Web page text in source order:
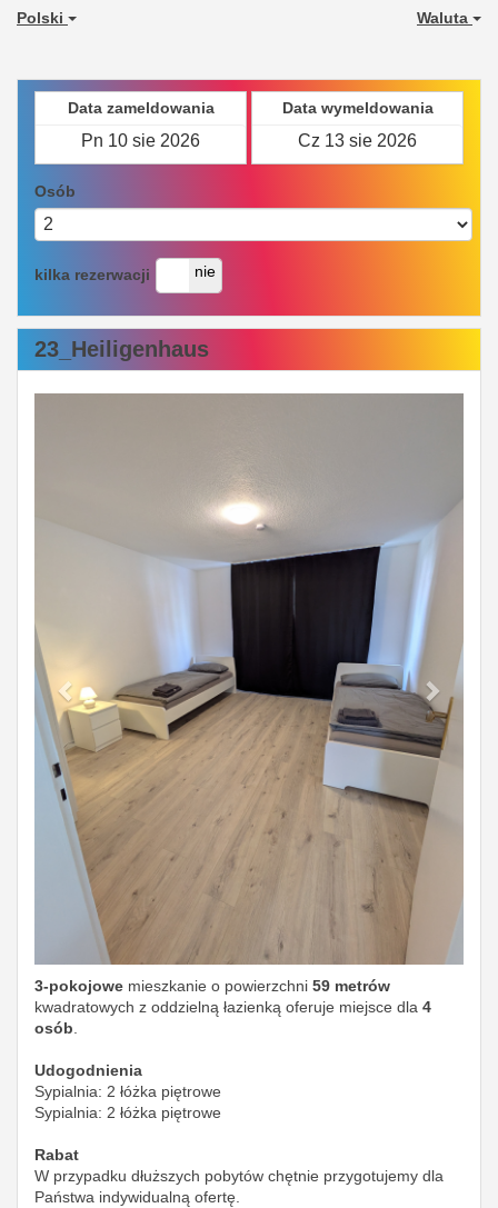
Polski Waluta
Data zameldowania Data wymeldowania
Osób
kilka rezerwacji
tak nie
23_Heiligenhaus
3-pokojowe mieszkanie o powierzchni 59 metrów
kwadratowych z oddzielną łazienką oferuje miejsce dla 4
osób.
Udogodnienia
Sypialnia: 2 łóżka piętrowe
Sypialnia: 2 łóżka piętrowe
Rabat
W przypadku dłuższych pobytów chętnie przygotujemy dla
Państwa indywidualną ofertę.